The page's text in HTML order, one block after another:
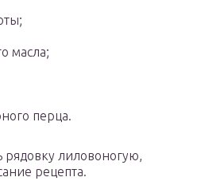
масла;
перца.
рядовку лиловоногую,
рецепта.